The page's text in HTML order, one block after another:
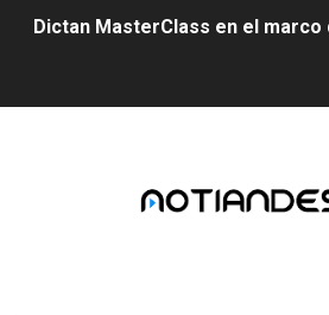
Dictan MasterClass en el marco
Gobernador Arnaldo Sánchez